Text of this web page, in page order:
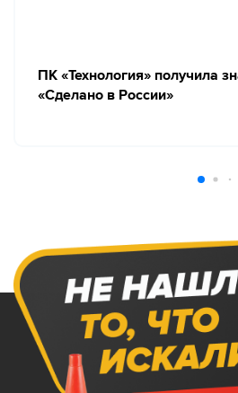
ПК «Технология» получила
«Сделано в России»